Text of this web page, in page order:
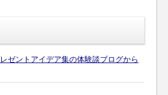
ゼントアイデア集の体験談ブログから